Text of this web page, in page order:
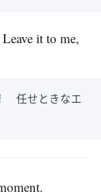
it to me,
任せときなエ